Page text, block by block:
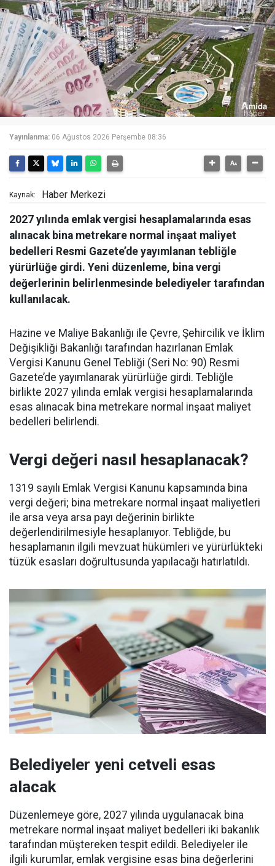
Yayınlanma: 06 Ağustos 2026 Perşembe 08:36
Kaynak: Haber Merkezi
2027 yılında emlak vergisi hesaplamalarında esas
alınacak bina metrekare normal inşaat maliyet
bedelleri Resmi Gazete’de yayımlanan tebliğle
yürürlüğe girdi. Yeni düzenleme, bina vergi
değerlerinin belirlenmesinde belediyeler tarafından
kullanılacak.
Hazine ve Maliye Bakanlığı ile Çevre, Şehircilik ve İklim
Değişikliği Bakanlığı tarafından hazırlanan Emlak
Vergisi Kanunu Genel Tebliği (Seri No: 90) Resmi
Gazete’de yayımlanarak yürürlüğe girdi. Tebliğle
birlikte 2027 yılında emlak vergisi hesaplamalarında
esas alınacak bina metrekare normal inşaat maliyet
bedelleri belirlendi.
Vergi değeri nasıl hesaplanacak?
1319 sayılı Emlak Vergisi Kanunu kapsamında bina
vergi değeri; bina metrekare normal inşaat maliyetleri
ile arsa veya arsa payı değerinin birlikte
değerlendirilmesiyle hesaplanıyor. Tebliğde, bu
hesaplamanın ilgili mevzuat hükümleri ve yürürlükteki
tüzük esasları doğrultusunda yapılacağı hatırlatıldı.
Belediyeler yeni cetveli esas
alacak
Düzenlemeye göre, 2027 yılında uygulanacak bina
metrekare normal inşaat maliyet bedelleri iki bakanlık
tarafından müştereken tespit edildi. Belediyeler ile
ilgili kurumlar, emlak vergisine esas bina değerlerini